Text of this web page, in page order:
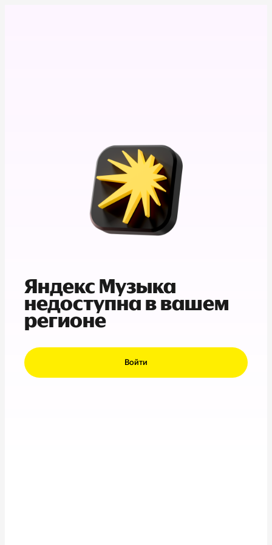
Яндекс Музыка
недоступна в вашем
регионе
Войти